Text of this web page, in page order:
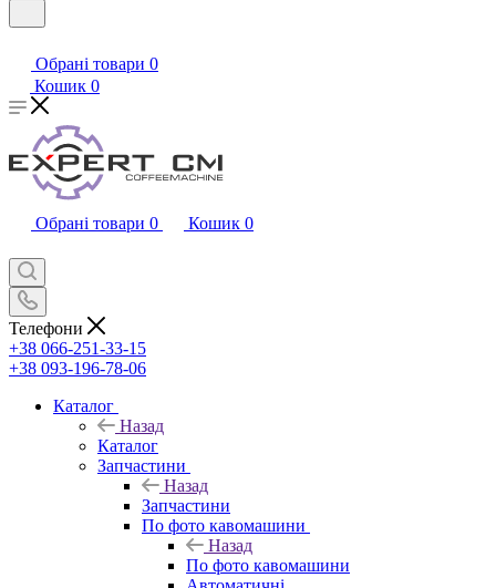
Обрані товари 0
Кошик 0
Обрані товари 0 Кошик 0
Телефони
+38 066-251-33-15
+38 093-196-78-06
Каталог
Назад
Каталог
Запчастини
Назад
Запчастини
По фото кавомашини
Назад
По фото кавомашини